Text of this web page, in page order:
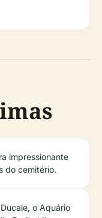
impressionante
do cemitério.
o Aquário